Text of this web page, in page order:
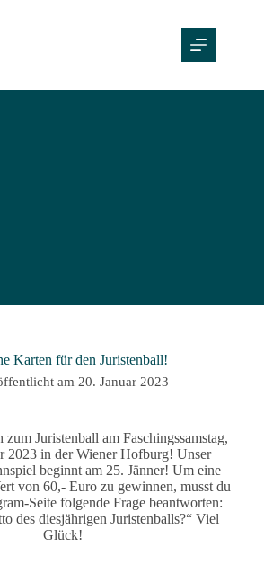
Karten für den Juristenball!
am 20. Januar 2023
Juristenball am Faschingssamstag,
2023 in der Wiener Hofburg! Unser
beginnt am 25. Jänner! Um eine
von 60,- Euro zu gewinnen, musst du
Seite folgende Frage beantworten:
des diesjährigen Juristenballs?“ Viel
Glück!